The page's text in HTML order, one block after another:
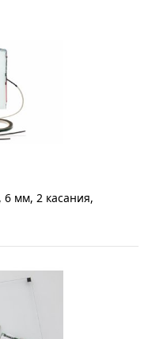
6 мм, 2 касания,